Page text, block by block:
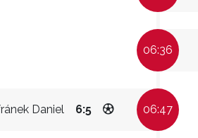
06:36
Daniel 6:5 06:47